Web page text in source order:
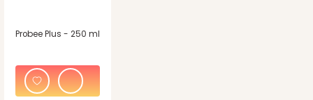
Ürün bilgilerinde hatalar bulunuyor.
Bu ürüne benzer farklı alternatifler olmalı.
Probee Plus - 250 ml